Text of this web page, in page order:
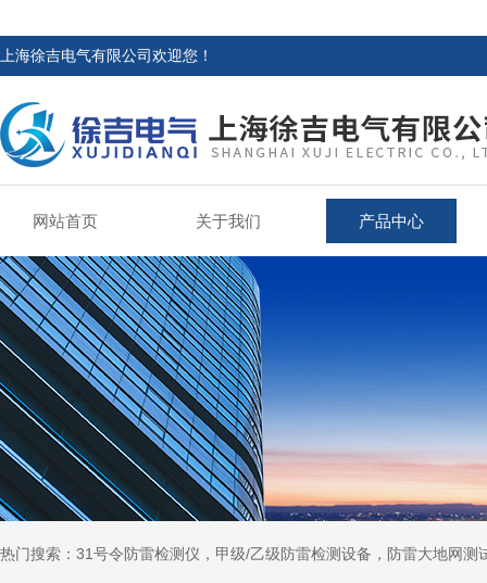
上海徐吉电气有限公司欢迎您！
网站首页 关于我们 产品中心
热门搜索：31号令防雷检测仪，甲级/乙级防雷检测设备，防雷大地网